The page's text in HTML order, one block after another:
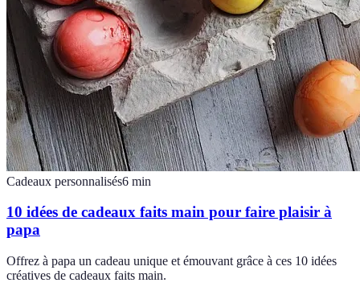
Cadeaux personnalisés6 min
10 idées de cadeaux faits main pour faire plaisir à
papa
Offrez à papa un cadeau unique et émouvant grâce à ces 10 idées
créatives de cadeaux faits main.